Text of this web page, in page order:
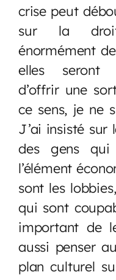
crise peut
sur la
énormément
elles seront
d’offrir une
ce sens, je ne
J’ai insisté
des gens qui
l’élément
sont les
qui sont
important de
aussi penser
plan culturel